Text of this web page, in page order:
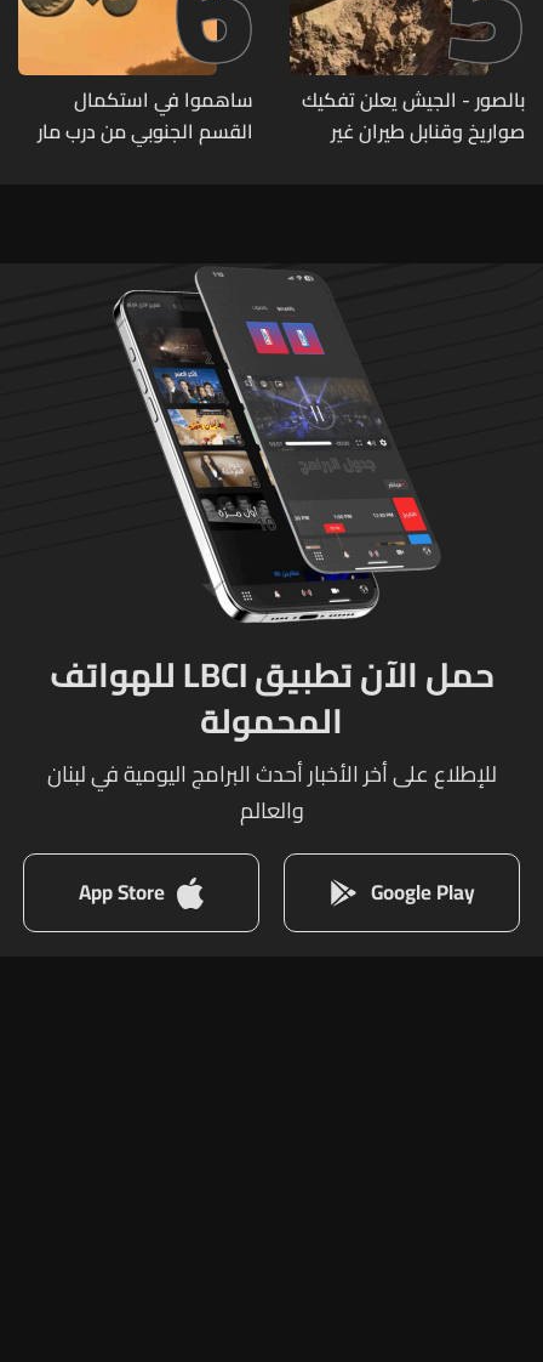
بالصور - الجيش يعلن تفكيك
صواريخ وقنابل طيران غير
ساهموا في استكمال
القسم الجنوبي من درب مار
حمل الآن تطبيق LBCI للهواتف
المحمولة
للإطلاع على أخر الأخبار أحدث البرامج اليومية في لبنان
والعالم
Google Play
App Store